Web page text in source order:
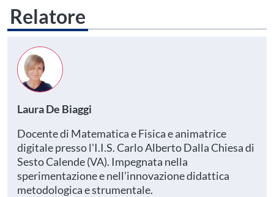
Relatore
Laura De Biaggi
Docente di Matematica e Fisica e animatrice
digitale presso l'I.I.S. Carlo Alberto Dalla Chiesa di
Sesto Calende (VA). Impegnata nella
sperimentazione e nell’innovazione didattica
metodologica e strumentale.